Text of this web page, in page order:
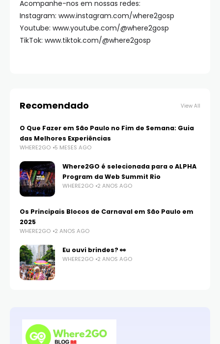
Acompanhe-nos em nossas redes:
Instagram: www.instagram.com/where2gosp
Youtube: www.youtube.com/@where2gosp
TikTok: www.tiktok.com/@where2gosp
Recomendado View All
O Que Fazer em São Paulo no Fim de Semana: Guia
das Melhores Experiências
WHERE2GO 5 MESES AGO
Where2GO é selecionada para o ALPHA
Program da Web Summit Rio
WHERE2GO 2 ANOS AGO
Os Principais Blocos de Carnaval em São Paulo em
2025
WHERE2GO 2 ANOS AGO
Eu ouvi brindes? 👀
WHERE2GO 2 ANOS AGO